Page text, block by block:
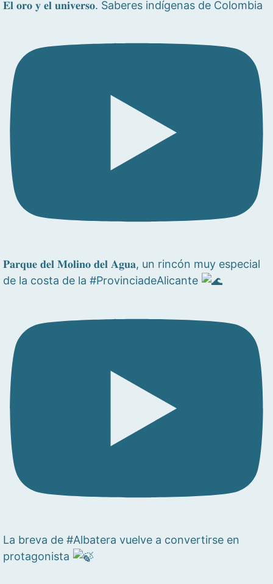
𝐄𝐥 𝐨𝐫𝐨 𝐲 𝐞𝐥 𝐮𝐧𝐢𝐯𝐞𝐫𝐬𝐨. Saberes indígenas de Colombia
𝐏𝐚𝐫𝐪𝐮𝐞 𝐝𝐞𝐥 𝐌𝐨𝐥𝐢𝐧𝐨 𝐝𝐞𝐥 𝐀𝐠𝐮𝐚, un rincón muy especial
de la costa de la #ProvinciadeAlicante
La breva de #Albatera vuelve a convertirse en
protagonista